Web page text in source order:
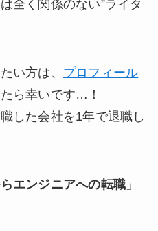
全く関係のない”ライタ
い方は、 プロフィール
ら幸いです…！
した会社を1年で退職し
エンジニアへの転職 」